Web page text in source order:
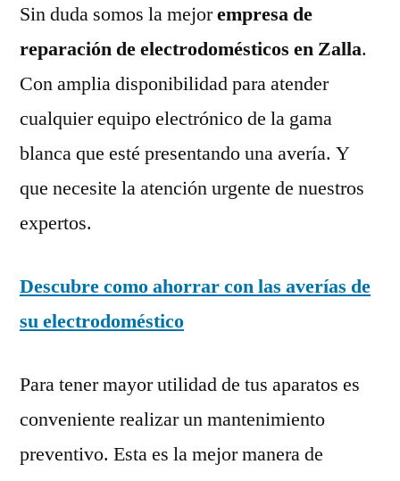
Sin duda somos la mejorempresa de
reparación de electrodomésticos en Zalla.
Con amplia disponibilidad para atender
cualquier equipo electrónico de la gama
blanca que esté presentando una avería. Y
que necesite la atención urgente de nuestros
expertos.
Descubre como ahorrar con las averías de
su electrodoméstico
Para tener mayor utilidad de tus aparatos es
conveniente realizar un mantenimiento
preventivo. Esta es la mejor manera de